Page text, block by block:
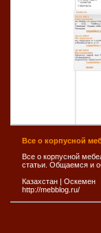
Все о корпусной
Все о корпусной
статьи. Общаемся и
Казахстан | Оскемен
http://mebblog.ru/